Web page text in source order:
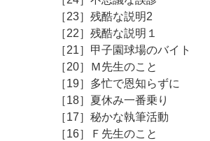
［23］残酷な説明2
［22］残酷な説明１
［21］甲子園球場のバイト
［20］Ｍ先生のこと
［19］多忙で恩知らずに
［18］夏休み一番乗り
［17］秘かな執筆活動
［16］Ｆ先生のこと